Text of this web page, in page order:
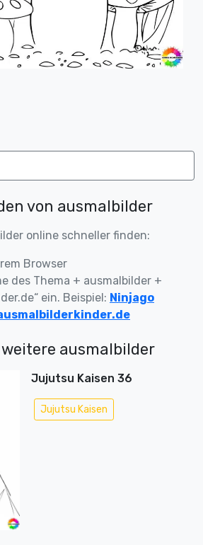
von ausmalbilder
online schneller finden:
Browser
des Thema + ausmalbilder +
ein. Beispiel: Ninjago
weitere ausmalbilder
Jujutsu Kaisen 36
Jujutsu Kaisen